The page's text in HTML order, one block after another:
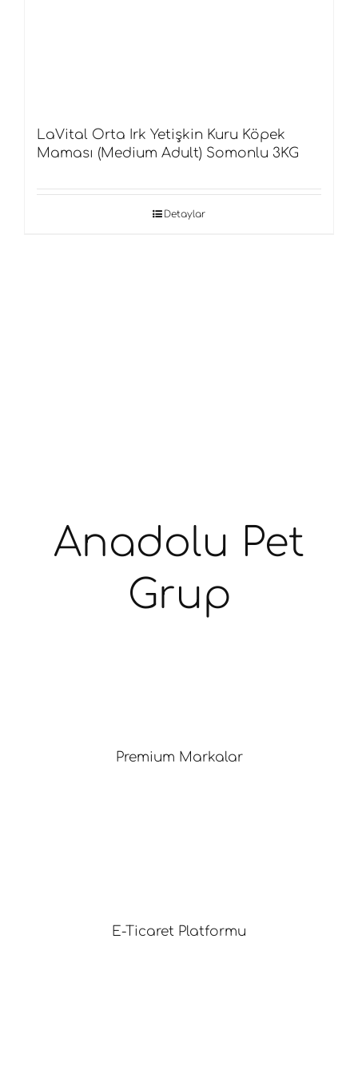
LaVital Orta Irk Yetişkin Kuru Köpek
Maması (Medium Adult) Somonlu 3KG
Detaylar
Anadolu Pet
Grup
Premium Markalar
E-Ticaret Platformu